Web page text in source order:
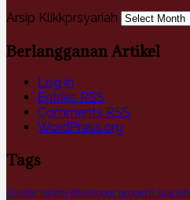
Arsip Klikkprsyariah
Berlangganan Artikel
Log in
Entries RSS
Comments RSS
WordPress.org
Tags
cluster islami developer properti syariah